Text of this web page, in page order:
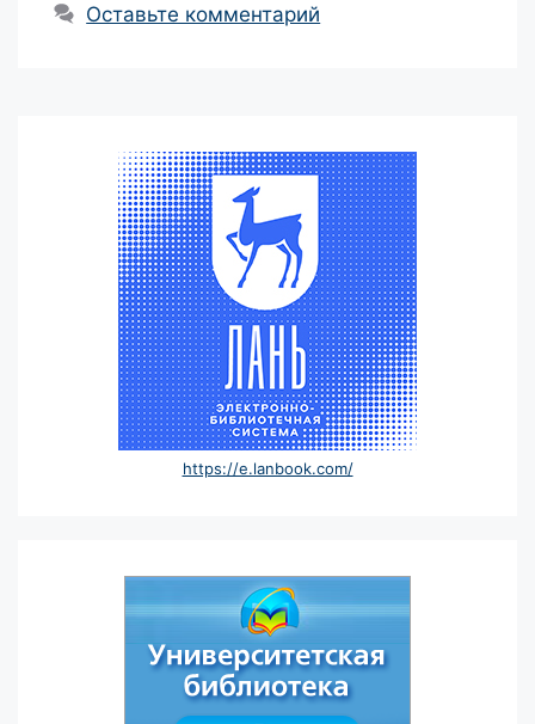
Оставьте комментарий
https://e.lanbook.com/